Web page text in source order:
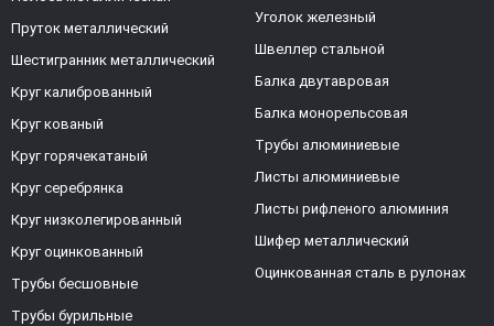
Пруток металлический
Шестигранник металлический
Круг калиброванный
Круг кованый
Круг горячекатаный
Круг серебрянка
Круг низколегированный
Круг оцинкованный
Трубы бесшовные
Трубы бурильные
Уголок железный
Швеллер стальной
Балка двутавровая
Балка монорельсовая
Трубы алюминиевые
Листы алюминиевые
Листы рифленого алюминия
Шифер металлический
Оцинкованная сталь в рулонах